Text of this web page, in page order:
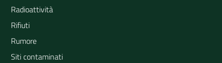
Radioattività
Rifiuti
Rumore
Siti contaminati